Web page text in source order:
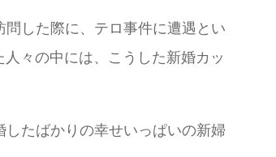
した際に、テロ事件に遭遇とい
々の中には、こうした新婚カッ
たばかりの幸せいっぱいの新婦